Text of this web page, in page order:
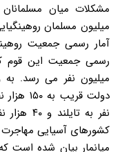
میلیون مسلمان
میلیون نفر می رسد.
نفر به
کشورهای آسیایی